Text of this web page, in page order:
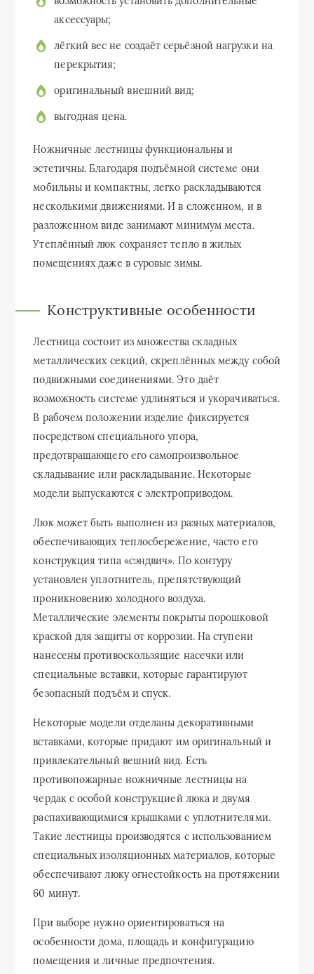
аксессуары;
лёгкий вес не создаёт серьёзной нагрузки на
перекрытия;
оригинальный внешний вид;
выгодная цена.
Ножничные лестницы функциональны и
эстетичны. Благодаря подъёмной системе они
мобильны и компактны, легко раскладываются
несколькими движениями. И в сложенном, и в
разложенном виде занимают минимум места.
Утеплённый люк сохраняет тепло в жилых
помещениях даже в суровые зимы.
Конструктивные особенности
Лестница состоит из множества складных
металлических секций, скреплённых между собой
подвижными соединениями. Это даёт
возможность системе удлиняться и укорачиваться.
В рабочем положении изделие фиксируется
посредством специального упора,
предотвращающего его самопроизвольное
складывание или раскладывание. Некоторые
модели выпускаются с электроприводом.
Люк может быть выполнен из разных материалов,
обеспечивающих теплосбережение, часто его
конструкция типа «сэндвич». По контуру
установлен уплотнитель, препятствующий
проникновению холодного воздуха.
Металлические элементы покрыты порошковой
краской для защиты от коррозии. На ступени
нанесены противоскользящие насечки или
специальные вставки, которые гарантируют
безопасный подъём и спуск.
Некоторые модели отделаны декоративными
вставками, которые придают им оригинальный и
привлекательный вешний вид. Есть
противопожарные ножничные лестницы на
чердак с особой конструкцией люка и двумя
распахивающимися крышками с уплотнителями.
Такие лестницы производятся с использованием
специальных изоляционных материалов, которые
обеспечивают люку огнестойкость на протяжении
60 минут.
При выборе нужно ориентироваться на
особенности дома, площадь и конфигурацию
помещения и личные предпочтения.